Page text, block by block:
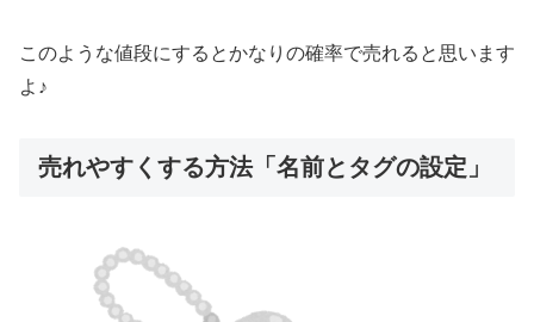
このような値段にするとかなりの確率で売れると思います
よ♪
売れやすくする方法「名前とタグの設定」